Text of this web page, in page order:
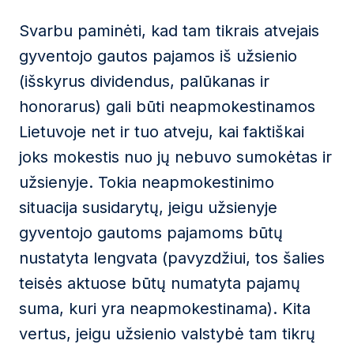
Svarbu paminėti, kad tam tikrais atvejais
gyventojo gautos pajamos iš užsienio
(išskyrus dividendus, palūkanas ir
honorarus) gali būti neapmokestinamos
Lietuvoje net ir tuo atveju, kai faktiškai
joks mokestis nuo jų nebuvo sumokėtas ir
užsienyje. Tokia neapmokestinimo
situacija susidarytų, jeigu užsienyje
gyventojo gautoms pajamoms būtų
nustatyta lengvata (pavyzdžiui, tos šalies
teisės aktuose būtų numatyta pajamų
suma, kuri yra neapmokestinama). Kita
vertus, jeigu užsienio valstybė tam tikrų